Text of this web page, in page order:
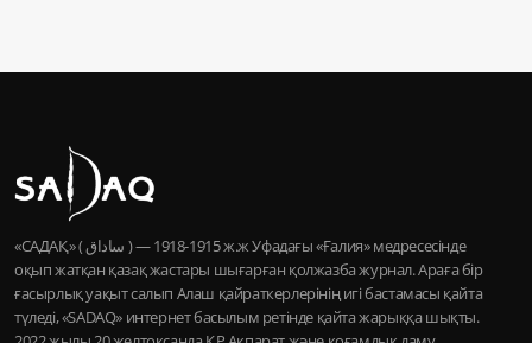
«САДАҚ» ( ساداق ) — 1915-1918 ж.ж Уфадағы «Ғалия» медресесінде
оқып жатқан қазақ жастары шығарған қолжазба журнал. Араға бір
ғасырлық уақыт салып Алаш қайраткерлерінің игі бастамасы қайта
түледі, «SADAQ» интернет басылым ретінде қайта жарыққа шықты.